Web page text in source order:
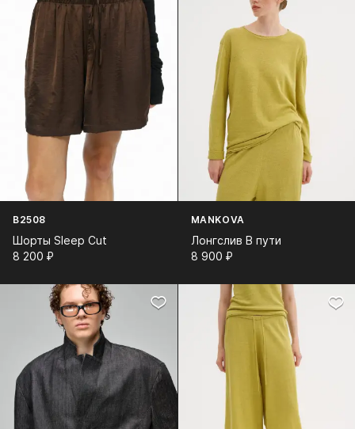
B2508
Шорты Sleep Cut
8 200⁠ ⁠₽
MANKOVA
Лонгслив В пути
8 900⁠ ⁠₽